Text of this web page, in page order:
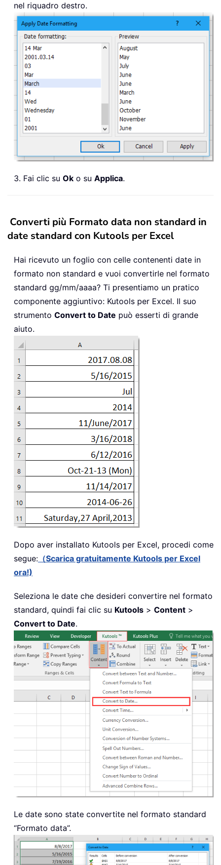
nel riquadro destro.
3. Fai clic su Ok o su Applica.
Converti più Formato data non standard in
date standard con Kutools per Excel
Hai ricevuto un foglio con celle contenenti date in
formato non standard e vuoi convertirle nel formato
standard gg/mm/aaaa? Ti presentiamo un pratico
componente aggiuntivo: Kutools per Excel. Il suo
strumento Convert to Date può esserti di grande
aiuto.
Dopo aver installato Kutools per Excel, procedi come
segue: （Scarica gratuitamente Kutools per Excel
ora!)
Seleziona le date che desideri convertire nel formato
standard, quindi fai clic su Kutools > Content >
Convert to Date.
Le date sono state convertite nel formato standard
“Formato data”.